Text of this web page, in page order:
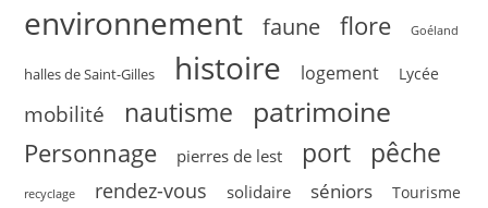
environnement faune flore Goéland
halles de Saint-Gilles histoire logement Lycée
mobilité nautisme patrimoine
Personnage pierres de lest port pêche
recyclage rendez-vous solidaire séniors Tourisme